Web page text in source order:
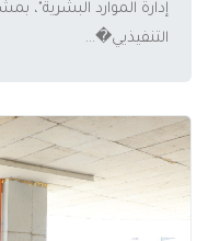
إدارة الموارد البشرية"،
التنفيذيي�...